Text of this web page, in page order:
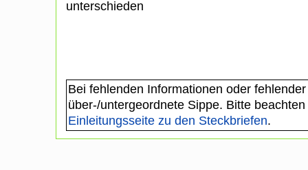
unterschieden
Bei fehlenden Informationen oder
über-/untergeordnete Sippe. Bitte
Einleitungsseite zu den Steckbriefen.